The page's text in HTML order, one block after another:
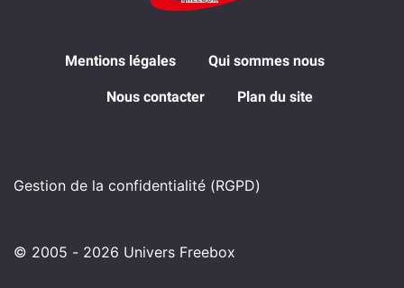
Mentions légales Qui sommes nous
Nous contacter Plan du site
Gestion de la confidentialité (RGPD)
© 2005 - 2026 Univers Freebox